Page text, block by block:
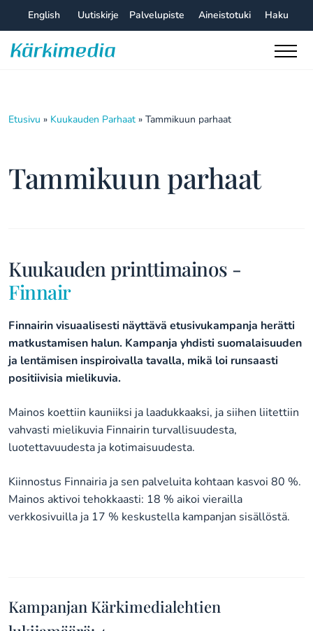
content
English Uutiskirje Palvelupiste Aineistotuki Haku
Etusivu » Kuukauden Parhaat » Tammikuun parhaat
Tammikuun parhaat
Kuukauden printtimainos -
Finnair
Finnairin visuaalisesti näyttävä etusivukampanja herätti
matkustamisen halun. Kampanja yhdisti suomalaisuuden
ja lentämisen inspiroivalla tavalla, mikä loi runsaasti
positiivisia mielikuvia.
Mainos koettiin kauniiksi ja laadukkaaksi, ja siihen liitettiin
vahvasti mielikuvia Finnairin turvallisuudesta,
luotettavuudesta ja kotimaisuudesta.
Kiinnostus Finnairia ja sen palveluita kohtaan kasvoi 80 %.
Mainos aktivoi tehokkaasti: 18 % aikoi vierailla
verkkosivuilla ja 17 % keskustella kampanjan sisällöstä.
Kampanjan Kärkimedialehtien